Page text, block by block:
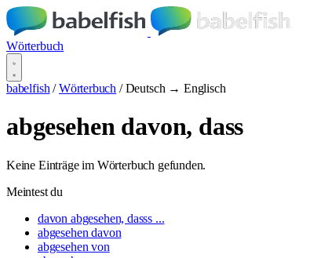
Wörterbuch
babelfish / Wörterbuch / Deutsch → Englisch
abgesehen davon, dass
Keine Einträge im Wörterbuch gefunden.
Meintest du
davon abgesehen, dasss ...
abgesehen davon
abgesehen von